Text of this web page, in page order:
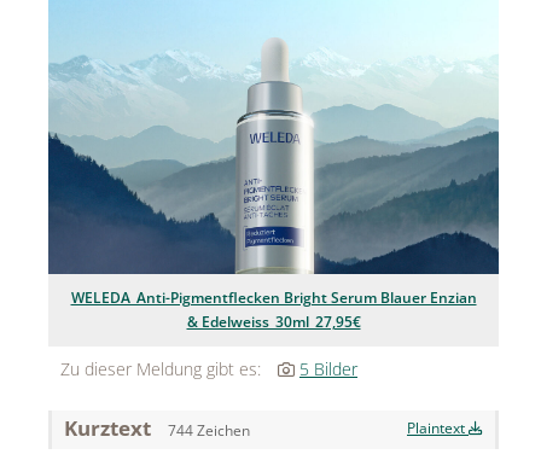
DUFTSTARS / The Fragrance Foundation Austria
Jean Paul Gaultier
Lindt & Sprüngli
WELEDA_Anti-Pigmentflecken Bright Serum Blauer Enzian
& Edelweiss_30ml_27,95€
Zu dieser Meldung gibt es: 5 Bilder
Kurztext 744 Zeichen Plaintext